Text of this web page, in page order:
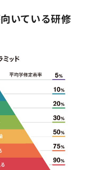
いている研修